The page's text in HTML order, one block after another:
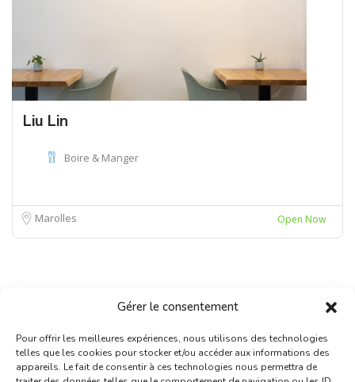
Gérer le consentement
Pour offrir les meilleures expériences, nous utilisons des technologies
telles que les cookies pour stocker et/ou accéder aux informations des
appareils. Le fait de consentir à ces technologies nous permettra de
Liu Lin
Boire & Manger
Marolles Open Now